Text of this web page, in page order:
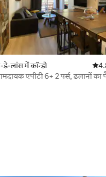
103 समीक्षाएँ
डे-लांस में कॉन्डो औसत
एपीटी 6+ 2 पर्स, ढलानों का